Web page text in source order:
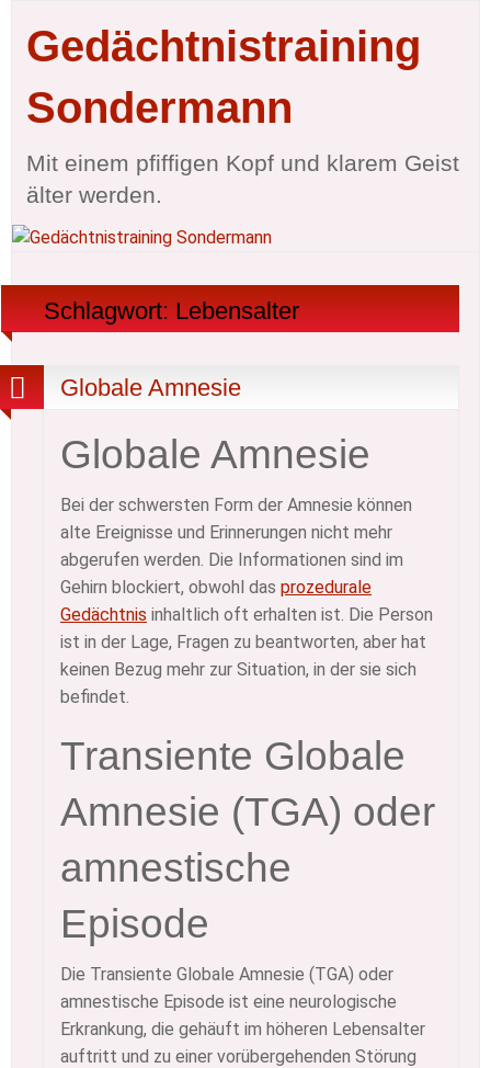
Gedächtnistraining
Sondermann
Mit einem pfiffigen Kopf und klarem Geist
älter werden.
Schlagwort: Lebensalter
Globale Amnesie
Globale Amnesie
Bei der schwersten Form der Amnesie können
alte Ereignisse und Erinnerungen nicht mehr
abgerufen werden. Die Informationen sind im
Gehirn blockiert, obwohl das prozedurale
Gedächtnis inhaltlich oft erhalten ist. Die Person
ist in der Lage, Fragen zu beantworten, aber hat
keinen Bezug mehr zur Situation, in der sie sich
befindet.
Transiente Globale
Amnesie (TGA) oder
amnestische
Episode
Die Transiente Globale Amnesie (TGA) oder
amnestische Episode ist eine neurologische
Erkrankung, die gehäuft im höheren Lebensalter
auftritt und zu einer vorübergehenden Störung